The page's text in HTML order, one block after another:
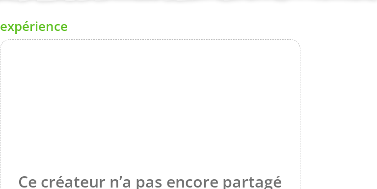
expérience
Ce créateur n’a pas encore partagé